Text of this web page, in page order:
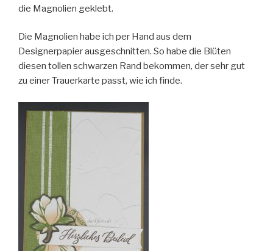
die Magnolien geklebt.
Die Magnolien habe ich per Hand aus dem
Designerpapier ausgeschnitten. So habe die Blüten
diesen tollen schwarzen Rand bekommen, der sehr gut
zu einer Trauerkarte passt, wie ich finde.